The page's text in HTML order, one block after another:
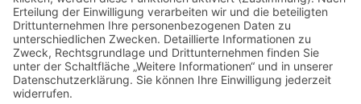
+49 176 58266120
+49 176 58266120
+48 609 953 066
info@kotarek.com